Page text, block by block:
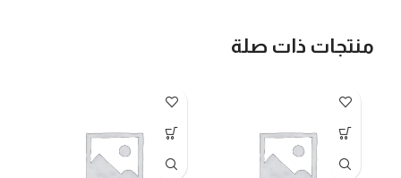
منتجات ذات صلة